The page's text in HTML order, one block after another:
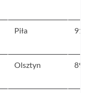
Piła 91
Olsztyn 89